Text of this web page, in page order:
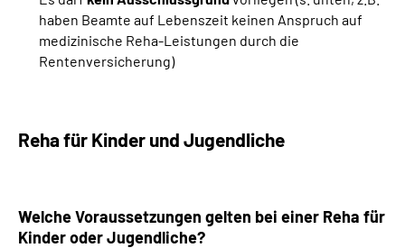
haben Beamte auf Lebenszeit keinen Anspruch auf
medizinische Reha-Leistungen durch die
Rentenversicherung)
Reha für Kinder und Jugendliche
Welche Voraussetzungen gelten bei einer Reha für
Kinder oder Jugendliche?